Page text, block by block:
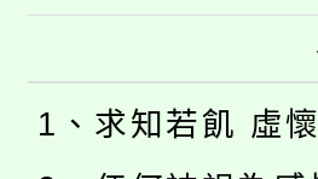
1、求知若飢 虛